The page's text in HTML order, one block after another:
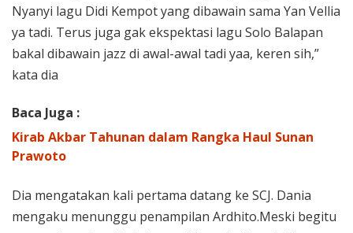
Nyanyi lagu Didi Kempot yang dibawain sama Yan Vellia
ya tadi. Terus juga gak ekspektasi lagu Solo Balapan
bakal dibawain jazz di awal-awal tadi yaa, keren sih,”
kata dia
Baca Juga :
Kirab Akbar Tahunan dalam Rangka Haul Sunan
Prawoto
Dia mengatakan kali pertama datang ke SCJ. Dania
mengaku menunggu penampilan Ardhito.Meski begitu